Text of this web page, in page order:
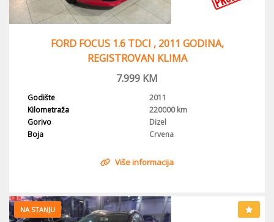
FORD FOCUS 1.6 TDCI , 2011 GODINA,
REGISTROVAN KLIMA
7.999 KM
Godište
2011
Kilometraža
220000 km
Gorivo
Dizel
Boja
Crvena
Više informacija
NA STANJU